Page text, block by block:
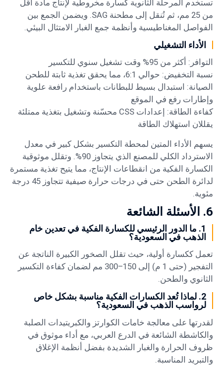
تستخدم المرحلة الثانوية كسارة مخروطية لإنتاج مادة أقل
من 25 مم، ثم تُنقل إلى مطحنة SAG. ويضمن الجمع بين
الفواصل المغناطيسية وأنظمة جمع الغبار الامتثال البيئي.
الأداء التشغيلي
التوافر: أكثر من 95% وقت تشغيل سنوي للتكسير
نسبة التخفيض: حوالي 6:1، مما يحقق تغذية ثابتة للطحن
الصيانة: استبدال بسيط للبطانات باستخدام رافعة علوية
وإطارات رفع في الموقع
كفاءة الطاقة: إعدادات CSS محسّنة وتشغيل بتغذية ممتلئة
يقللان استهلاك الطاقة
يسهم الأداء المتين لمحطة التكسير بشكل كبير في معدل
الاسترداد الكلي للمصنع الذي يتجاوز 90%. وتقلل موثوقية
الكسارة الفكية من انقطاعات الإنتاج، مما يتيح تغذية مستمرة
لدائرة الطحن حتى في درجات حرارة صيفية تتجاوز 45 درجة
مئوية.
6. الأسئلة الشائعة
1. ما الدور الرئيسي للكسارة الفكية في تعدين خام
الذهب في السعودية؟
تعمل ككسارة أولية، حيث تقلل الصخور الكبيرة الناتجة عن
التفجير (حتى 1 م) إلى 150–300 مم لضمان كفاءة التكسير
الثانوي والطحن.
2. لماذا تُعد الكسارات الفكية مناسبة بشكل خاص
لرواسب الذهب في السعودية؟
لقدرتها على معالجة خامات الكوارتز والكبريتيدات الصلبة
والكاشطة الشائعة في الدرع العربي، مع أداء موثوق في
ظروف الحرارة والغبار الشديدة بفضل أنظمة الإغلاق
والتبريد المناسبة.